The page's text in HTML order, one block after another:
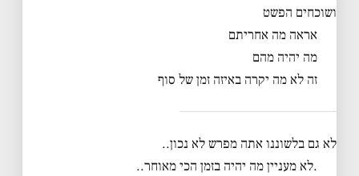
ושוכחים הפשט
אראה מה אחריתם
מה יהיה מהם
זה לא מה יקרה באיזה זמן של סוף
לא גם בלשוננו אתה מפרש לא נכון..
.לא מעניין מה יהיה בזמן הכי מאוחר..